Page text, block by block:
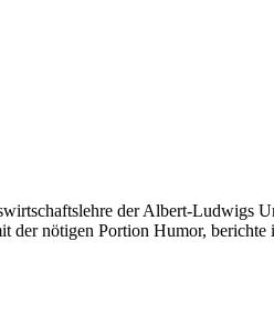
der Albert-Ludwigs
der nötigen Portion Humor, berichte